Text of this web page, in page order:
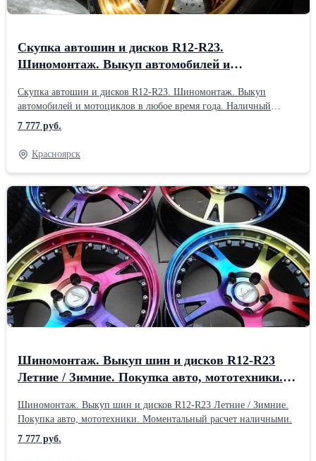
Скупка автошин и дисков R12-R23.
Шиномонтаж. Выкуп автомобилей и
расчет на месте.
Скупка автошин и дисков R12-R23. Шиномонтаж. Выкуп
автомобилей и мотоциклов в любое время года. Наличный
расчет на месте.
7 777 руб.
Красноярск
Шиномонтаж. Выкуп шин и дисков R12-R23
Летние / Зимние. Покупка авто, мототехники.
Шиномонтаж. Выкуп шин и дисков R12-R23 Летние / Зимние.
Покупка авто, мототехники. Моментальный расчет наличными.
7 777 руб.